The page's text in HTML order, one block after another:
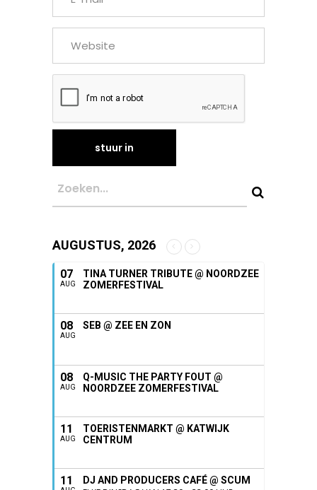
AUGUSTUS, 2026
07
AUG
TINA TURNER TRIBUTE @ NOORDZEE
ZOMERFESTIVAL
08
AUG
SEB @ ZEE EN ZON
08
AUG
Q-MUSIC THE PARTY FOUT @
NOORDZEE ZOMERFESTIVAL
11
AUG
TOERISTENMARKT @ KATWIJK
CENTRUM
11 DJ AND PRODUCERS CAFÉ @ SCUM